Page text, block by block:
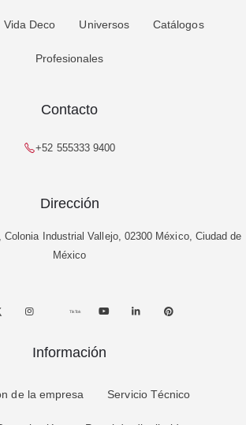
Vida Deco Universos Catálogos
Profesionales
Contacto
+52 555333 9400
Dirección
Colonia Industrial Vallejo, 02300 México, Ciudad de
México
TikTok
Información
de la empresa Servicio Técnico